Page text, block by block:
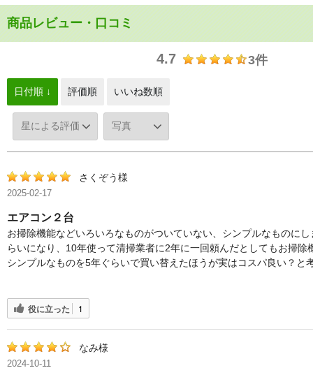
商品レビュー・口コミ
4.7 3件
日付順 ↓ 評価順 いいね数順
さくぞう様
2025-02-17
エアコン２台
お掃除機能などいろいろなものがついていない、シンプルなものに
らいになり、10年使って清掃業者に2年に一回頼んだとしてもお掃除
シンプルなものを5年ぐらいで買い替えたほうが実はコスパ良い？と
役に立った 1
なみ様
2024-10-11